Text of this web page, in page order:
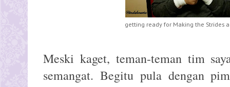
getting ready for Making the Strides
Meski kaget, teman-teman tim
semangat. Begitu pula dengan